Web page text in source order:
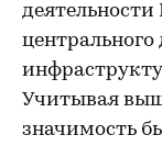
Учитывая
значимость